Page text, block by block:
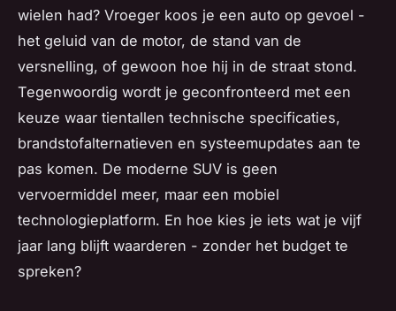
wielen had? Vroeger koos je een auto op gevoel -
het geluid van de motor, de stand van de
versnelling, of gewoon hoe hij in de straat stond.
Tegenwoordig wordt je geconfronteerd met een
keuze waar tientallen technische specificaties,
brandstofalternatieven en systeemupdates aan te
pas komen. De moderne SUV is geen
vervoermiddel meer, maar een mobiel
technologieplatform. En hoe kies je iets wat je vijf
jaar lang blijft waarderen - zonder het budget te
spreken?